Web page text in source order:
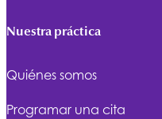
Nuestra práctica
Quiénes somos
Programar una cita